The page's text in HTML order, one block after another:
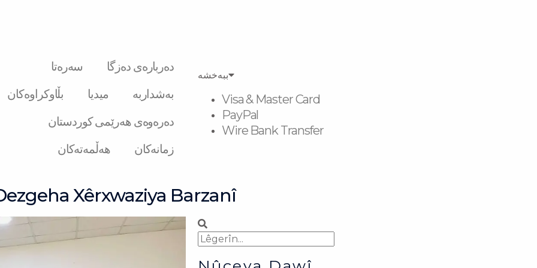
سەرەتا
دەربارەی دەزگا
بڵاوکراوەکان
میدیا
بەشداربە
دەرەوەی هەرێمی کوردستان
هەڵمەتەکان
زمانەکان
ببەخشە
Visa & Master Card
PayPal
Wire Bank Transfer
Xêrxwaziya Barzanî
Search
Search